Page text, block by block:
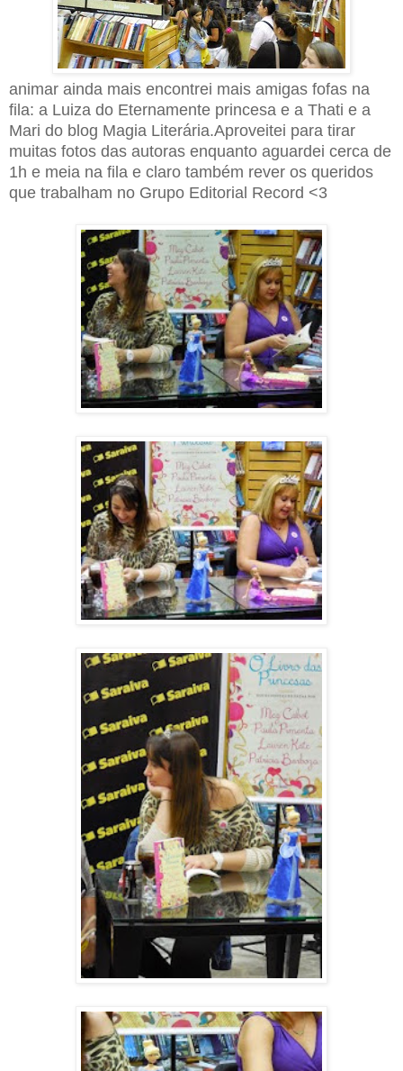
animar ainda mais encontrei mais amigas fofas na
fila: a Luiza do Eternamente princesa e a Thati e a
Mari do blog Magia Literária.Aproveitei para tirar
muitas fotos das autoras enquanto aguardei cerca de
1h e meia na fila e claro também rever os queridos
que trabalham no Grupo Editorial Record <3